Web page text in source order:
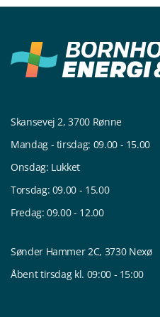
Skansevej 2, 3700 Rønne
Mandag - tirsdag: 09.00 - 15.00
Onsdag: Lukket
Torsdag: 09.00 - 15.00
Fredag: 09.00 - 12.00
Sønder Hammer 2C, 3730 Nexø
Åbent tirsdag kl. 09:00 - 15:00